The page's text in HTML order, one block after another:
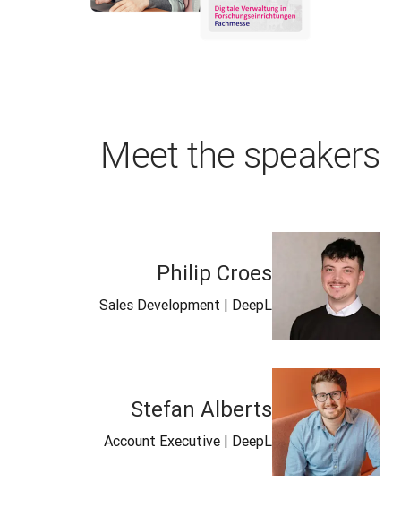
Meet the speakers
Philip Croes
Sales Development | DeepL
Stefan Alberts
Account Executive | DeepL